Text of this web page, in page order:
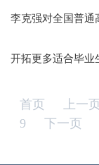
首页 上一页
9
下一页